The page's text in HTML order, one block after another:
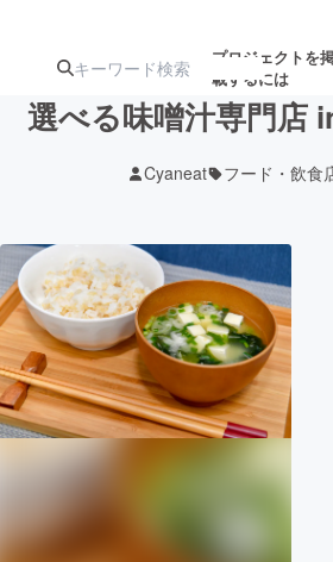
プロジェクトを
載するには
アート・写真
テクノロジー・ガジェット
選べる味噌汁専門店
Cyaneat フード・飲食